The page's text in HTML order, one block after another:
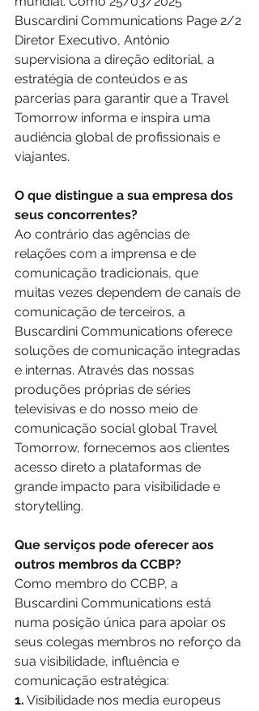
Buscardini Communications Page 2/2
Diretor Executivo, António
supervisiona a direção editorial, a
estratégia de conteúdos e as
parcerias para garantir que a Travel
Tomorrow informa e inspira uma
audiência global de profissionais e
viajantes.
O que distingue a sua empresa dos
seus concorrentes?
Ao contrário das agências de
relações com a imprensa e de
comunicação tradicionais, que
muitas vezes dependem de canais de
comunicação de terceiros, a
Buscardini Communications oferece
soluções de comunicação integradas
e internas. Através das nossas
produções próprias de séries
televisivas e do nosso meio de
comunicação social global Travel
Tomorrow, fornecemos aos clientes
acesso direto a plataformas de
grande impacto para visibilidade e
storytelling.
Que serviços pode oferecer aos
outros membros da CCBP?
Como membro do CCBP, a
Buscardini Communications está
numa posição única para apoiar os
seus colegas membros no reforço da
sua visibilidade, influência e
comunicação estratégica:
1. Visibilidade nos media europeus